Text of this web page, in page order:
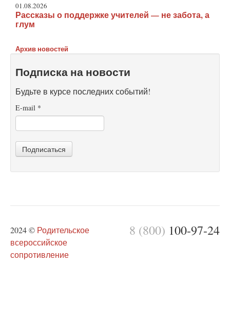
01.08.2026
Рассказы о поддержке учителей — не забота, а
глум
Архив новостей
Подписка на новости
Будьте в курсе последних событий!
E-mail *
Подписаться
8 (800) 100-97-24
2024 © Родительское
всероссийское
сопротивление